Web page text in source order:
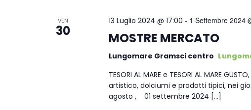
VEN
30
13 Luglio 2024 @ 17:00 - 1 Settembre 2024
MOSTRE MERCATO
Lungomare Gramsci centro
TESORI AL MARE e TESORI AL MARE
artistico, dolciumi e prodotti tipici, nei
agosto , 01 settembre 2024 […]